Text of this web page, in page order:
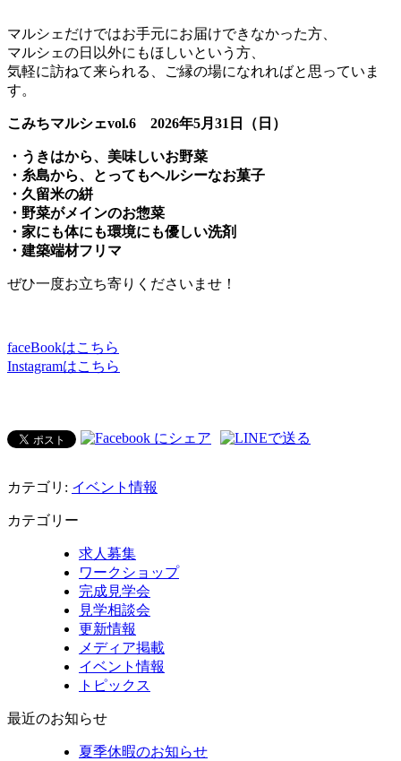
マルシェだけではお手元にお届けできなかった方、
マルシェの日以外にもほしいという方、
気軽に訪ねて来られる、ご縁の場になれればと思っていま
す。
こみちマルシェvol.6 2026年5月31日（日）
・うきはから、美味しいお野菜
・糸島から、とってもヘルシーなお菓子
・久留米の絣
・野菜がメインのお惣菜
・家にも体にも環境にも優しい洗剤
・建築端材フリマ
ぜひ一度お立ち寄りくださいませ！
faceBookはこちら
Instagramはこちら
カテゴリ: イベント情報
カテゴリー
求人募集
ワークショップ
完成見学会
見学相談会
更新情報
メディア掲載
イベント情報
トピックス
最近のお知らせ
夏季休暇のお知らせ